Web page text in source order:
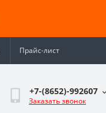
Прайс-лист
+7-(8652)-992607
Заказать звонок